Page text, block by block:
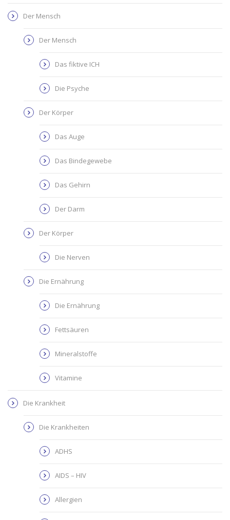
Der Mensch
Der Mensch
Das fiktive ICH
Die Psyche
Der Körper
Das Auge
Das Bindegewebe
Das Gehirn
Der Darm
Der Körper
Die Nerven
Die Ernährung
Die Ernährung
Fettsäuren
Mineralstoffe
Vitamine
Die Krankheit
Die Krankheiten
ADHS
AIDS – HIV
Allergien